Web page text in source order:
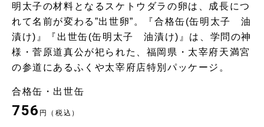
明太子の材料となるスケトウダラの卵は、成長につ
れて名前が変わる”出世卵”。『合格缶(缶明太子 油
漬け)』『出世缶(缶明太子 油漬け)』は、学問の神
様・菅原道真公が祀られた、福岡県・太宰府天満宮
の参道にあるふくや太宰府店特別パッケージ。
合格缶・出世缶
756 円（税込）